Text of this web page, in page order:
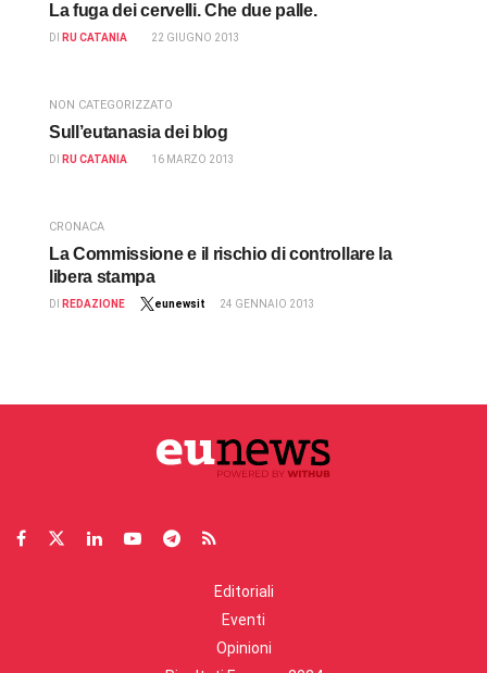
La fuga dei cervelli. Che due palle.
DI RU CATANIA 22 GIUGNO 2013
NON CATEGORIZZATO
Sull’eutanasia dei blog
DI RU CATANIA 16 MARZO 2013
CRONACA
La Commissione e il rischio di controllare la
libera stampa
DI REDAZIONE eunewsit 24 GENNAIO 2013
Editoriali
Eventi
Opinioni